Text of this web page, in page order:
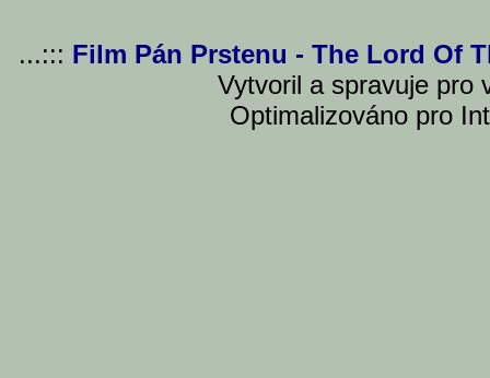
...::: Film Pán Prstenu - The Lord Of
Vytvoril a spravuje pro
Optimalizováno pro